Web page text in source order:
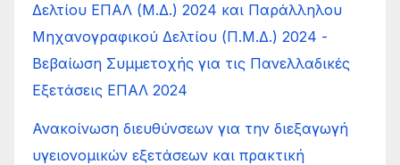
Δελτίου ΕΠΑΛ (Μ.Δ.) 2024 και Παράλληλου
Μηχανογραφικού Δελτίου (Π.Μ.Δ.) 2024 -
Βεβαίωση Συμμετοχής για τις Πανελλαδικές
Εξετάσεις ΕΠΑΛ 2024
Ανακοίνωση διευθύνσεων για την διεξαγωγή
υγειονομικών εξετάσεων και πρακτική